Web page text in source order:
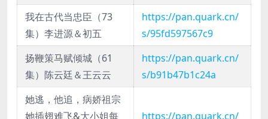
我在古代当忠臣（73
集）李进源＆初五
https://pan.quark.cn/
s/95fd597567c9
扬鞭策马赋倾城（61
集）陈云廷＆王云云
https://pan.quark.cn/
s/b91b47b1c24a
她逃，他追，病娇祖宗
她插翅难飞&大小姐每
https://pan.quark.cn/